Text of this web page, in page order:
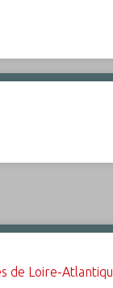
de Loire-